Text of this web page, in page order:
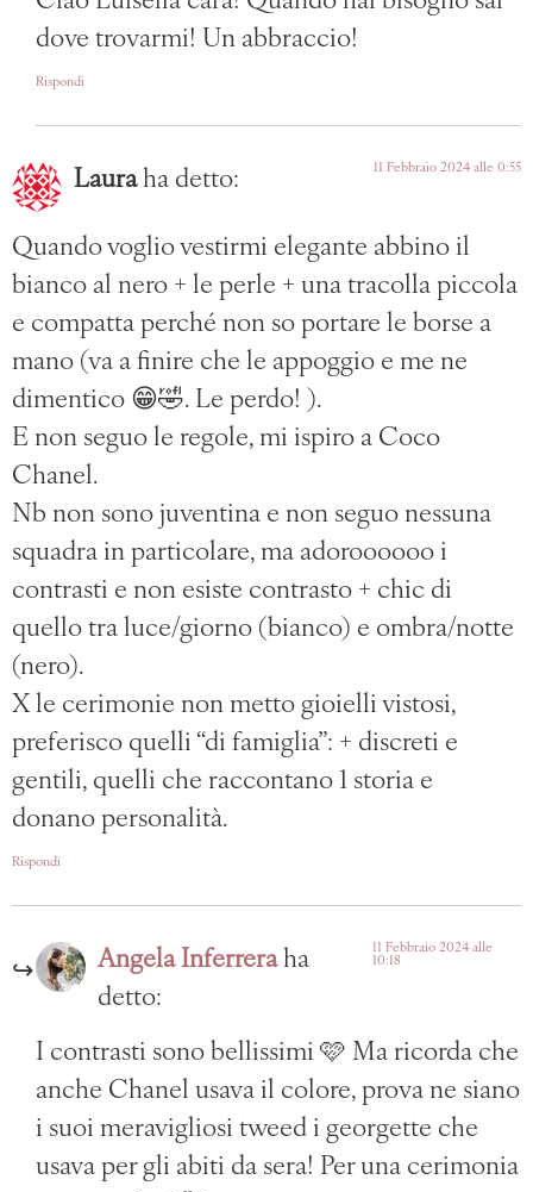
dove trovarmi! Un abbraccio!
Rispondi
Laura ha detto: 11 Febbraio 2024 alle 0:55
Quando voglio vestirmi elegante abbino il
bianco al nero + le perle + una tracolla piccola
e compatta perché non so portare le borse a
mano (va a finire che le appoggio e me ne
dimentico 😁🤣. Le perdo! ).
E non seguo le regole, mi ispiro a Coco
Chanel.
Nb non sono juventina e non seguo nessuna
squadra in particolare, ma adoroooooo i
contrasti e non esiste contrasto + chic di
quello tra luce/giorno (bianco) e ombra/notte
(nero).
X le cerimonie non metto gioielli vistosi,
preferisco quelli “di famiglia”: + discreti e
gentili, quelli che raccontano 1 storia e
donano personalità.
Rispondi
Angela Inferrera ha
detto:
11 Febbraio 2024 alle
10:18
I contrasti sono bellissimi 🩷 Ma ricorda che
anche Chanel usava il colore, prova ne siano
i suoi meravigliosi tweed i georgette che
usava per gli abiti da sera! Per una cerimonia